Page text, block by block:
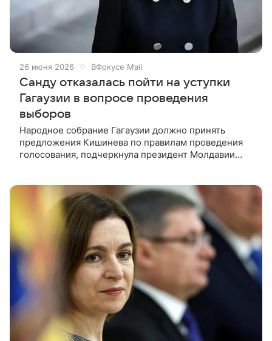
26 июня 2026 ВФокусе Mail
Санду отказалась пойти на уступки
Гагаузии в вопросе проведения
выборов
Народное собрание Гагаузии должно принять
предложения Кишинева по правилам проведения
голосования, подчеркнула президент Молдавии